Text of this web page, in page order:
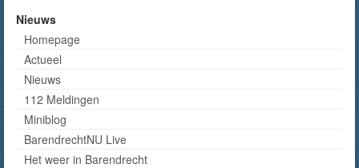
Nieuws
Homepage
Actueel
Nieuws
112 Meldingen
Miniblog
BarendrechtNU Live
Het weer in Barendrecht